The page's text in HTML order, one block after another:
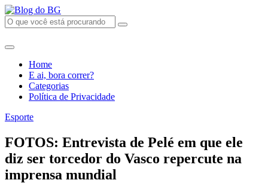
Home
E ai, bora correr?
Categorias
Política de Privacidade
Esporte
FOTOS: Entrevista de Pelé em que ele
diz ser torcedor do Vasco repercute na
imprensa mundial